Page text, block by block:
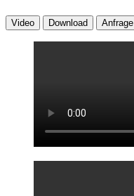
Video Download Anfrage